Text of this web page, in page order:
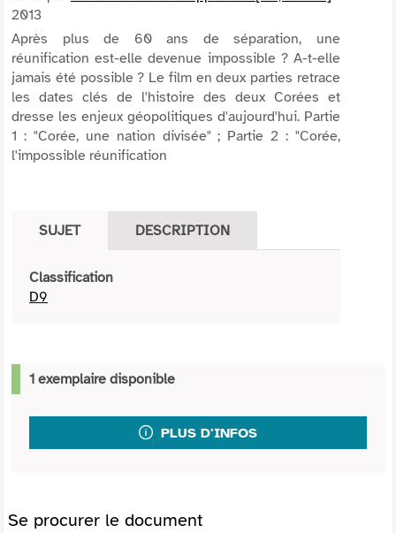
2013
Après plus de 60 ans de séparation, une
réunification est-elle devenue impossible ? A-t-elle
jamais été possible ? Le film en deux parties retrace
les dates clés de l'histoire des deux Corées et
dresse les enjeux géopolitiques d'aujourd'hui. Partie
1 : "Corée, une nation divisée" ; Partie 2 : "Corée,
l'impossible réunification
SUJET DESCRIPTION
Classification
D9
1 exemplaire disponible
PLUS D'INFOS
Se procurer le document